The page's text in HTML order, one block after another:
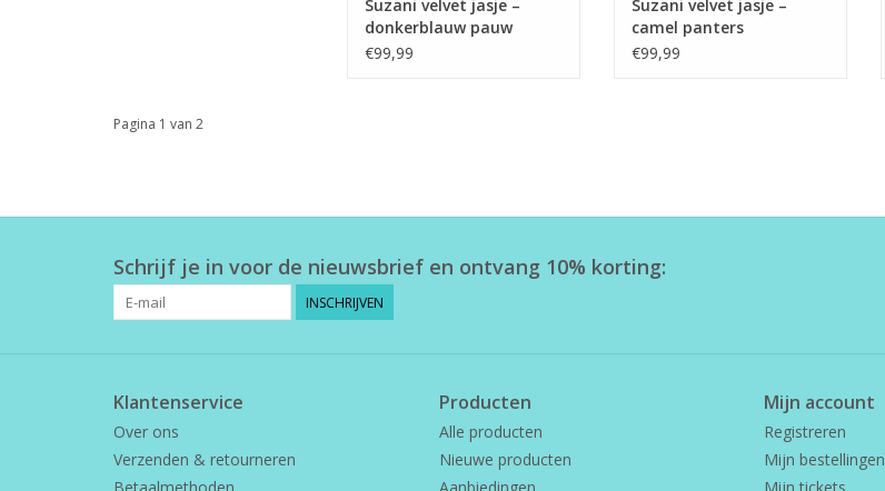
Suzani velvet jasje –
donkerblauw pauw
€99,99
Suzani velvet jasje –
camel panters
€99,99
Pagina 1 van 2
Schrijf je in voor de nieuwsbrief en ontvang 10% korting:
INSCHRIJVEN
Klantenservice
Over ons
Verzenden & retourneren
Betaalmethoden
Producten
Alle producten
Nieuwe producten
Aanbiedingen
Mijn account
Registreren
Mijn bestellingen
Mijn tickets